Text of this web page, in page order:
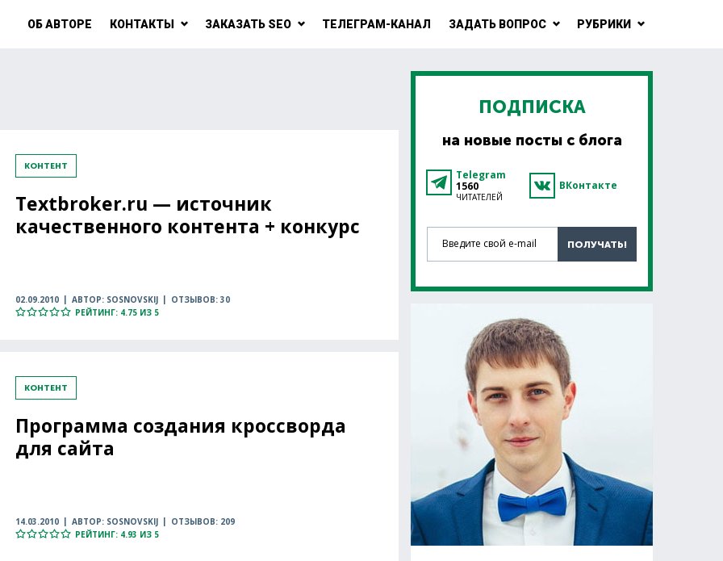
ОБ АВТОРЕ КОНТАКТЫ ЗАКАЗАТЬ SEO ТЕЛЕГРАМ-КАНАЛ ЗАДАТЬ ВОПРОС РУБРИКИ
КОНТЕНТ
Textbroker.ru — источник
качественного контента + конкурс
02.09.2010 АВТОР: SOSNOVSKIJ
ОТЗЫВОВ: 30
РЕЙТИНГ: 4.75 ИЗ 5
КОНТЕНТ
Программа создания кроссворда
для сайта
14.03.2010 АВТОР: SOSNOVSKIJ
ОТЗЫВОВ: 209
РЕЙТИНГ: 4.93 ИЗ 5
ПОДПИСКА
на новые посты с блога
Telegram
1560
ЧИТАТЕЛЕЙ
ВКонтакте
Введите свой e-mail
ПОЛУЧАТЬ!